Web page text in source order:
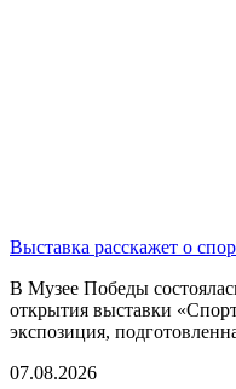
Выставка расскажет о
В Музее Победы
открытия выставки
экспозиция,
07.08.2026